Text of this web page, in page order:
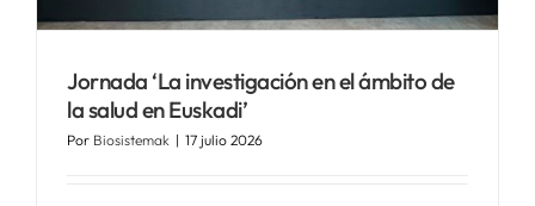
APOYO I+D+I
Jornada ‘La investigación en el ámbito de
la salud en Euskadi’
Por Biosistemak | 17 julio 2026